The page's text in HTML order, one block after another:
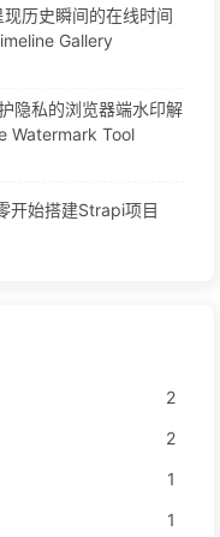
历史瞬间的在线时间
Gallery
隐私的浏览器端水印解
Watermark Tool
开始搭建Strapi项目
2
2
1
1